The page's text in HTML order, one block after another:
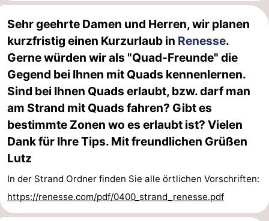
Sehr geehrte Damen und Herren, wir planen
kurzfristig einen Kurzurlaub in Renesse.
Gerne würden wir als "Quad-Freunde" die
Gegend bei Ihnen mit Quads kennenlernen.
Sind bei Ihnen Quads erlaubt, bzw. darf man
am Strand mit Quads fahren? Gibt es
bestimmte Zonen wo es erlaubt ist? Vielen
Dank für Ihre Tips. Mit freundlichen Grüßen
Lutz
In der Strand Ordner finden Sie alle örtlichen Vorschriften:
https://renesse.com/pdf/0400_strand_renesse.pdf